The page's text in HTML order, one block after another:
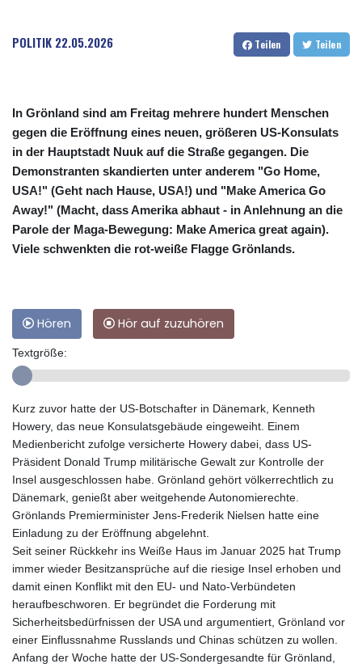
POLITIK 22.05.2026 Teilen Teilen
In Grönland sind am Freitag mehrere hundert Menschen
gegen die Eröffnung eines neuen, größeren US-Konsulats
in der Hauptstadt Nuuk auf die Straße gegangen. Die
Demonstranten skandierten unter anderem "Go Home,
USA!" (Geht nach Hause, USA!) und "Make America Go
Away!" (Macht, dass Amerika abhaut - in Anlehnung an die
Parole der Maga-Bewegung: Make America great again).
Viele schwenkten die rot-weiße Flagge Grönlands.
Hören Hör auf zuzuhören
Textgröße:
Kurz zuvor hatte der US-Botschafter in Dänemark, Kenneth
Howery, das neue Konsulatsgebäude eingeweiht. Einem
Medienbericht zufolge versicherte Howery dabei, dass US-
Präsident Donald Trump militärische Gewalt zur Kontrolle der
Insel ausgeschlossen habe. Grönland gehört völkerrechtlich zu
Dänemark, genießt aber weitgehende Autonomierechte.
Grönlands Premierminister Jens-Frederik Nielsen hatte eine
Einladung zu der Eröffnung abgelehnt.
Seit seiner Rückkehr ins Weiße Haus im Januar 2025 hat Trump
immer wieder Besitzansprüche auf die riesige Insel erhoben und
damit einen Konflikt mit den EU- und Nato-Verbündeten
heraufbeschworen. Er begründet die Forderung mit
Sicherheitsbedürfnissen der USA und argumentiert, Grönland vor
einer Einflussnahme Russlands und Chinas schützen zu wollen.
Anfang der Woche hatte der US-Sondergesandte für Grönland,